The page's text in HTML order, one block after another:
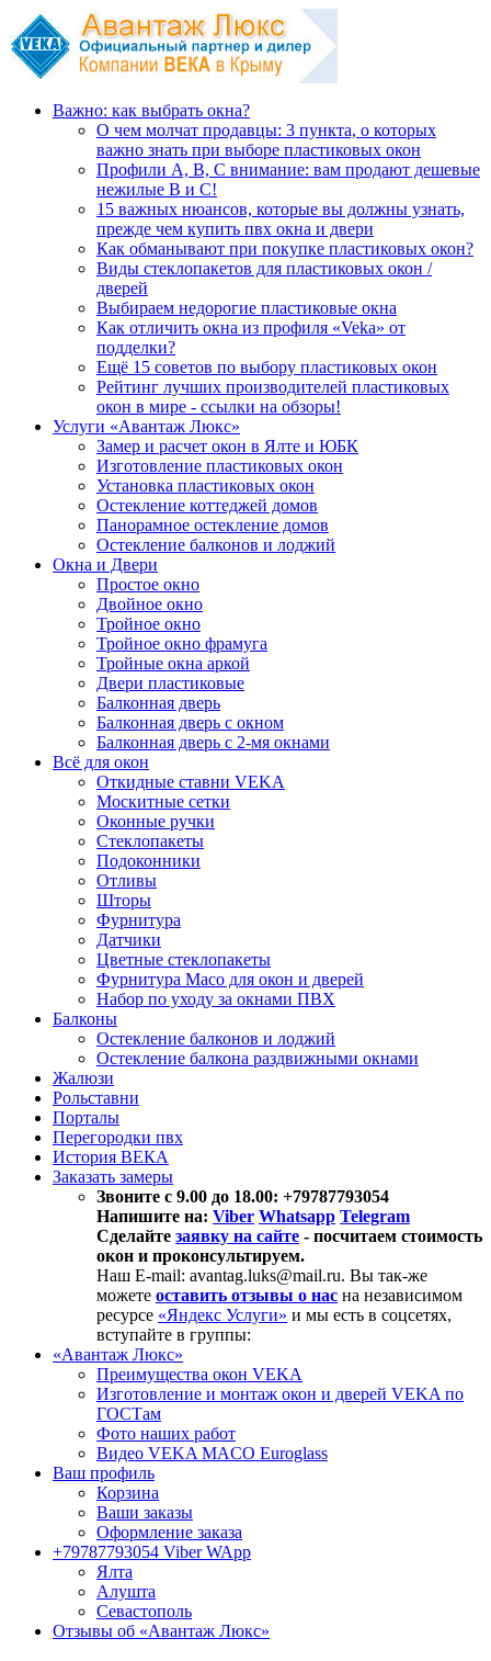
Важно: как выбрать окна?
О чем молчат продавцы: 3 пункта, о которых
важно знать при выборе пластиковых окон
Профили А, В, С внимание: вам продают дешевые
нежилые В и С!
15 важных нюансов, которые вы должны узнать,
прежде чем купить пвх окна и двери
Как обманывают при покупке пластиковых окон?
Виды стеклопакетов для пластиковых окон /
дверей
Выбираем недорогие пластиковые окна
Как отличить окна из профиля «Veka» от
подделки?
Ещё 15 советов по выбору пластиковых окон
Рейтинг лучших производителей пластиковых
окон в мире - ссылки на обзоры!
Услуги «Авантаж Люкс»
Замер и расчет окон в Ялте и ЮБК
Изготовление пластиковых окон
Установка пластиковых окон
Остекление коттеджей домов
Панорамное остекление домов
Остекление балконов и лоджий
Окна и Двери
Простое окно
Двойное окно
Тройное окно
Тройное окно фрамуга
Тройные окна аркой
Двери пластиковые
Балконная дверь
Балконная дверь с окном
Балконная дверь с 2-мя окнами
Всё для окон
Откидные ставни VEKA
Москитные сетки
Оконные ручки
Стеклопакеты
Подоконники
Отливы
Шторы
Фурнитура
Датчики
Цветные стеклопакеты
Фурнитура Maco для окон и дверей
Набор по уходу за окнами ПВХ
Балконы
Остекление балконов и лоджий
Остекление балкона раздвижными окнами
Жалюзи
Рольставни
Порталы
Перегородки пвх
История ВЕКА
Заказать замеры
Звоните с 9.00 до 18.00: +79787793054
Напишите на: Viber Whatsapp Telegram
Сделайте заявку на сайте - посчитаем стоимость
окон и проконсультируем.
Наш E-mail: avantag.luks@mail.ru. Вы так-же
можете оставить отзывы о нас на независимом
ресурсе «Яндекс Услуги» и мы есть в соцсетях,
вступайте в группы:
«Авантаж Люкс»
Преимущества окон VEKA
Изготовление и монтаж окон и дверей VEKA по
ГОСТам
Фото наших работ
Видео VEKA MACO Euroglass
Ваш профиль
Корзина
Ваши заказы
Оформление заказа
+79787793054 Viber WApp
Ялта
Алушта
Севастополь
Отзывы об «Авантаж Люкс»